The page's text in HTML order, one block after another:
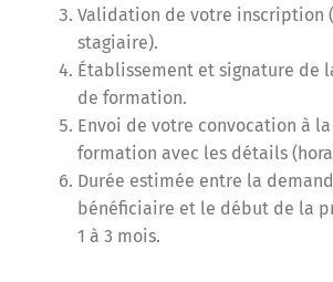
Validation de votre inscription
stagiaire).
Établissement et signature de
de formation.
Envoi de votre convocation à la
formation avec les détails
Durée estimée entre la
bénéficiaire et le début de la
1 à 3 mois.